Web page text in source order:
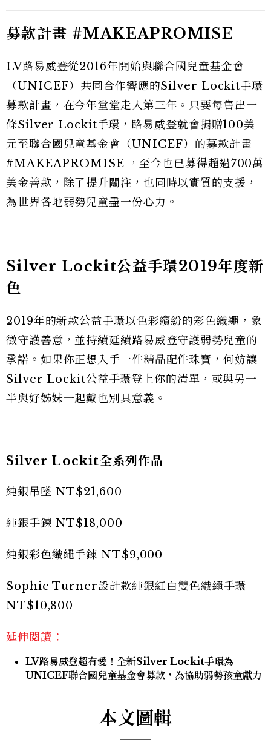
募款計畫 #MAKEAPROMISE
LV路易威登從2016年開始與聯合國兒童基金會
（UNICEF）共同合作響應的Silver Lockit手環
募款計畫，在今年堂堂走入第三年。只要每售出一
條Silver Lockit手環，路易威登就會捐贈100美
元至聯合國兒童基金會（UNICEF）的募款計畫
#MAKEAPROMISE ，至今也已募得超過700萬
美金善款，除了提升關注，也同時以實質的支援，
為世界各地弱勢兒童盡一份心力。
Silver Lockit公益手環2019年度新
色
2019年的新款公益手環以色彩繽紛的彩色織繩，象
徵守護善意，並持續延續路易威登守護弱勢兒童的
承諾。如果你正想入手一件精品配件珠寶，何妨讓
Silver Lockit公益手環登上你的清單，或與另一
半與好姊妹一起戴也別具意義。
Silver Lockit全系列作品
純銀吊墜 NT$21,600
純銀手鍊 NT$18,000
純銀彩色織繩手鍊 NT$9,000
Sophie Turner設計款純銀紅白雙色織繩手環
NT$10,800
延伸閱讀：
LV路易威登超有愛！全新Silver Lockit手環為
UNICEF聯合國兒童基金會募款，為協助弱勢孩童獻力
本文圖輯